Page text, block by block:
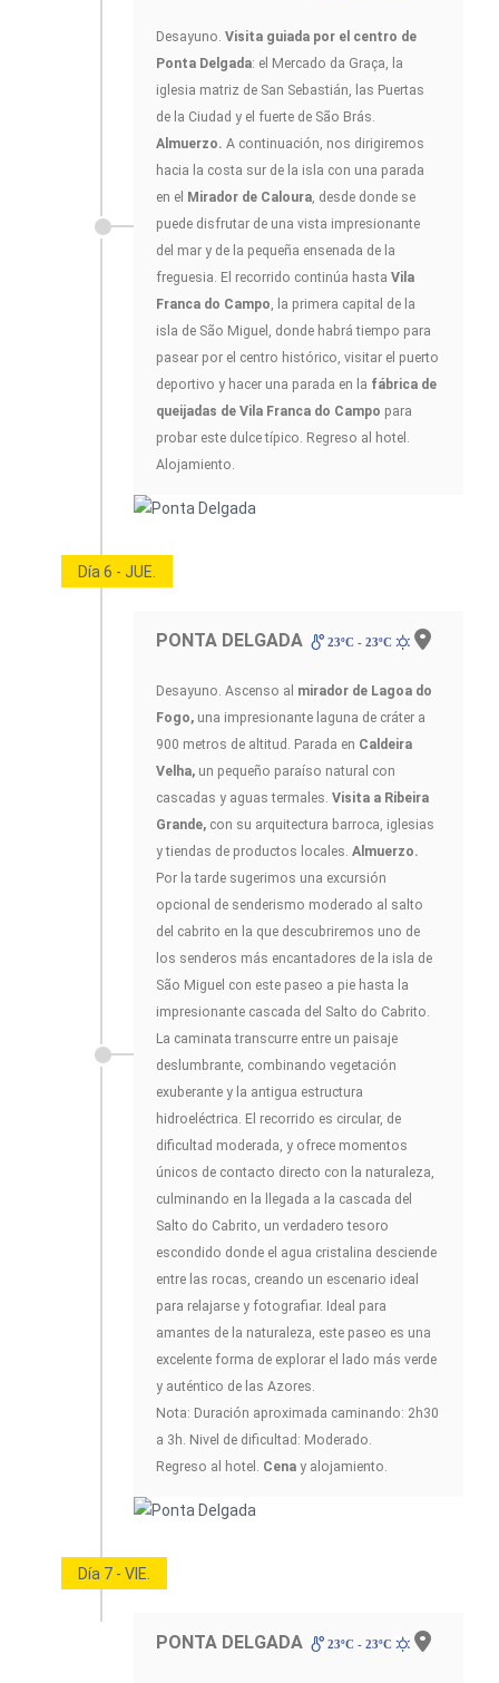
Desayuno. Visita guiada por el centro de
Ponta Delgada: el Mercado da Graça, la
iglesia matriz de San Sebastián, las Puertas
de la Ciudad y el fuerte de São Brás.
Almuerzo. A continuación, nos dirigiremos
hacia la costa sur de la isla con una parada
en el Mirador de Caloura, desde donde se
puede disfrutar de una vista impresionante
del mar y de la pequeña ensenada de la
freguesia. El recorrido continúa hasta Vila
Franca do Campo, la primera capital de la
isla de São Miguel, donde habrá tiempo para
pasear por el centro histórico, visitar el puerto
deportivo y hacer una parada en la fábrica de
queijadas de Vila Franca do Campo para
probar este dulce típico. Regreso al hotel.
Alojamiento.
Día 6 - JUE.
PONTA DELGADA 23ºC - 23ºC
Desayuno. Ascenso al mirador de Lagoa do
Fogo, una impresionante laguna de cráter a
900 metros de altitud. Parada en Caldeira
Velha, un pequeño paraíso natural con
cascadas y aguas termales. Visita a Ribeira
Grande, con su arquitectura barroca, iglesias
y tiendas de productos locales. Almuerzo.
Por la tarde sugerimos una excursión
opcional de senderismo moderado al salto
del cabrito en la que descubriremos uno de
los senderos más encantadores de la isla de
São Miguel con este paseo a pie hasta la
impresionante cascada del Salto do Cabrito.
La caminata transcurre entre un paisaje
deslumbrante, combinando vegetación
exuberante y la antigua estructura
hidroeléctrica. El recorrido es circular, de
dificultad moderada, y ofrece momentos
únicos de contacto directo con la naturaleza,
culminando en la llegada a la cascada del
Salto do Cabrito, un verdadero tesoro
escondido donde el agua cristalina desciende
entre las rocas, creando un escenario ideal
para relajarse y fotografiar. Ideal para
amantes de la naturaleza, este paseo es una
excelente forma de explorar el lado más verde
y auténtico de las Azores.
Nota: Duración aproximada caminando: 2h30
a 3h. Nivel de dificultad: Moderado.
Regreso al hotel. Cena y alojamiento.
Día 7 - VIE.
PONTA DELGADA 23ºC - 23ºC